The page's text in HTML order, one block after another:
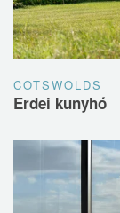
COTSWOLDS
Erdei kunyhó